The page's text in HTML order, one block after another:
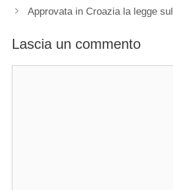
Approvata in Croazia la legge
Lascia un commento